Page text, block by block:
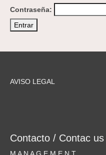
Contraseña:
AVISO LEGAL
Contacto / Contac us